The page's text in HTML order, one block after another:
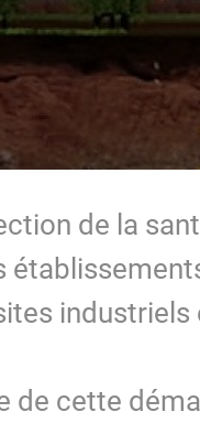
de la
de cette